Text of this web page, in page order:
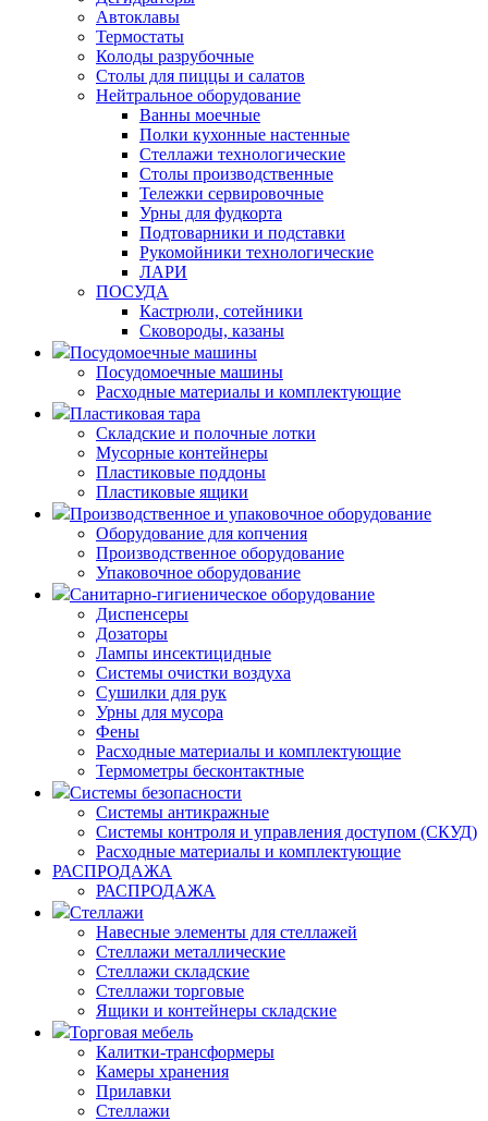
Автоклавы
Термостаты
Колоды разрубочные
Столы для пиццы и салатов
Нейтральное оборудование
Ванны моечные
Полки кухонные настенные
Стеллажи технологические
Столы производственные
Тележки сервировочные
Урны для фудкорта
Подтоварники и подставки
Рукомойники технологические
ЛАРИ
ПОСУДА
Кастрюли, сотейники
Сковороды, казаны
Посудомоечные машины
Посудомоечные машины
Расходные материалы и комплектующие
Пластиковая тара
Складские и полочные лотки
Мусорные контейнеры
Пластиковые поддоны
Пластиковые ящики
Производственное и упаковочное оборудование
Оборудование для копчения
Производственное оборудование
Упаковочное оборудование
Санитарно-гигиеническое оборудование
Диспенсеры
Дозаторы
Лампы инсектицидные
Системы очистки воздуха
Сушилки для рук
Урны для мусора
Фены
Расходные материалы и комплектующие
Термометры бесконтактные
Системы безопасности
Системы антикражные
Системы контроля и управления доступом (СКУД)
Расходные материалы и комплектующие
РАСПРОДАЖА
РАСПРОДАЖА
Стеллажи
Навесные элементы для стеллажей
Стеллажи металлические
Стеллажи складские
Стеллажи торговые
Ящики и контейнеры складские
Торговая мебель
Калитки-трансформеры
Камеры хранения
Прилавки
Стеллажи